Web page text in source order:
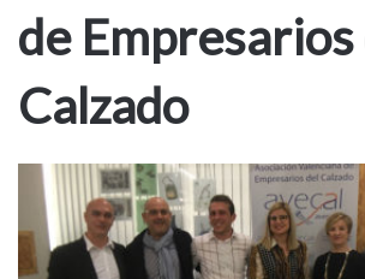
de Empresarios
Calzado